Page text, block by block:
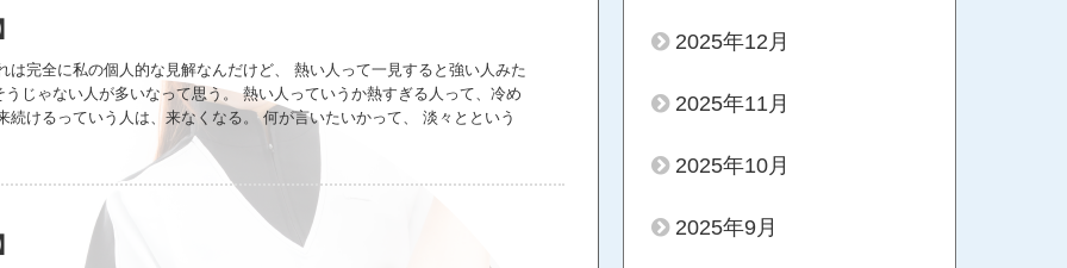
りたいって考えの方が、現実的かな・・・と。 放っておけば、もちろん
、続かないことが多いから、まずは小さい目標の積み重ねから始めてみる
。 昨日と今日のブログ 社交ダンスの楽しいとは 社交ダンスで踊る姿勢が
ameblo.jp/keicoyori/
は完全に私の個人的な見解なんだけど、 熱い人って一見すると強い人みた
じゃない人が多いなって思う。 熱い人っていうか熱すぎる人って、冷め
続けるっていう人は、来なくなる。 何が言いたいかって、 淡々とという
強い人だって思うんだ。 1週間に1回、時間とお金のやりくりをしてスタ
そんな皆さんは強い人だなって思っている。 淡々と脈々とが大事なんだ
万博のキャラクターの名前は「ミャクミャク」 歴史、伝統、文化、世界
みゃくみゃく）と引き継ぐ、そういった意味が込められている愛称なん
2025年12月
2025年11月
2025年10月
2025年9月